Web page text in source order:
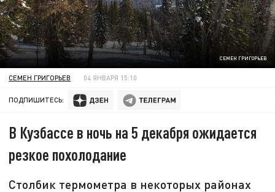
СЕМЕН ГРИГОРЬЕВ
СЕМЕН ГРИГОРЬЕВ 04 ЯНВАРЯ 15:10
ПОДПИШИТЕСЬ:
В Кузбассе в ночь на 5 декабря ожидается
резкое похолодание
Столбик термометра в некоторых районах